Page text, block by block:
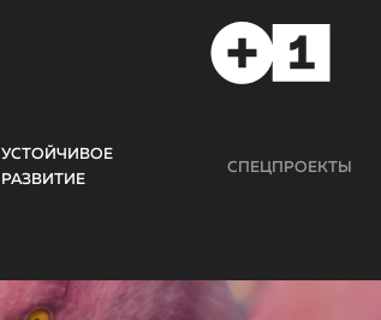
УСТОЙЧИВОЕ
РАЗВИТИЕ
СПЕЦПРОЕКТЫ